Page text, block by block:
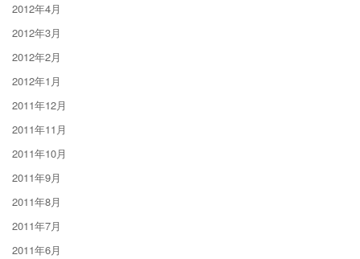
2012年4月
2012年3月
2012年2月
2012年1月
2011年12月
2011年11月
2011年10月
2011年9月
2011年8月
2011年7月
2011年6月